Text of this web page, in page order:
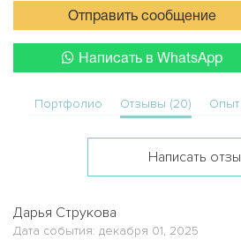
Отправить сообщение
Написать в WhatsApp
Портфолио Отзывы (20)
Написать
Дарья Струкова
Дата события: декабря 01, 2025